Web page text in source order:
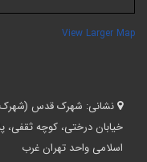
View Larger
نشانی:شهرک قدس (شهرک غرب)،
اسلامی واحد تهران غرب